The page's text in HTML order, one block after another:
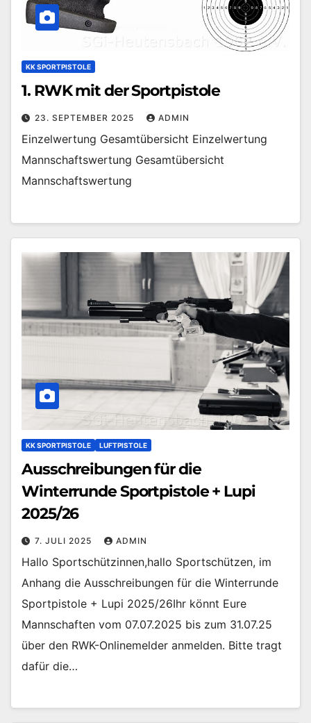
KK SPORTPISTOLE
1. RWK mit der Sportpistole
23. SEPTEMBER 2025 ADMIN
Einzelwertung Gesamtübersicht Einzelwertung
Mannschaftswertung Gesamtübersicht
Mannschaftswertung
KK SPORTPISTOLE LUFTPISTOLE
Ausschreibungen für die
Winterrunde Sportpistole + Lupi
2025/26
7. JULI 2025 ADMIN
Hallo Sportschützinnen,hallo Sportschützen, im
Anhang die Ausschreibungen für die Winterrunde
Sportpistole + Lupi 2025/26Ihr könnt Eure
Mannschaften vom 07.07.2025 bis zum 31.07.25
über den RWK-Onlinemelder anmelden. Bitte tragt
dafür die…